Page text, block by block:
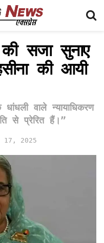
सजा सुनाए
की आयी
वाले न्यायाधिकरण
से प्रेरित हैं।”
17, 2025